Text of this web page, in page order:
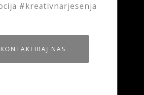
#kreativnarjesenja
KONTAKTIRAJ NAS